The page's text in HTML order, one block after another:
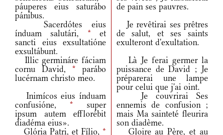
páuperes eius saturábo
pánibus.
de pain ses pauvres.
Sacerdótes eius
índuam salutári, * et
sancti eius exsultatióne
exsultábunt.
Je revêtirai ses prêtres
de salut, et ses saints
exulteront d'exultation.
Illic germináre fáciam
cornu David, * parábo
lucérnam christo meo.
Là Je ferai germer la
puissance de David ; Je
préparerai une lampe
pour celui que j'ai oint.
Inimícos eius índuam
confusióne, * super
ipsum autem efflorébit
diadéma eius».
Je couvrirai Ses
ennemis de confusion ;
mais Ma sainteté fleurira
son diadème.
Glória Patri, et Fílio, *
Gloire au Père, et au